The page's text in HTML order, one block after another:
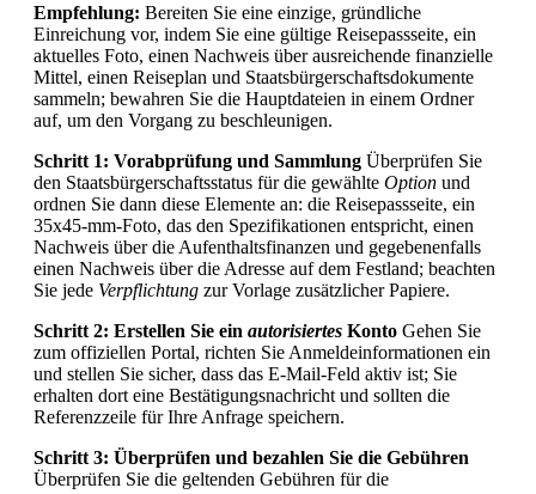
Empfehlung: Bereiten Sie eine einzige, gründliche
Einreichung vor, indem Sie eine gültige Reisepassseite, ein
aktuelles Foto, einen Nachweis über ausreichende finanzielle
Mittel, einen Reiseplan und Staatsbürgerschaftsdokumente
sammeln; bewahren Sie die Hauptdateien in einem Ordner
auf, um den Vorgang zu beschleunigen.
Schritt 1: Vorabprüfung und Sammlung Überprüfen Sie
den Staatsbürgerschaftsstatus für die gewählte Option und
ordnen Sie dann diese Elemente an: die Reisepassseite, ein
35x45-mm-Foto, das den Spezifikationen entspricht, einen
Nachweis über die Aufenthaltsfinanzen und gegebenenfalls
einen Nachweis über die Adresse auf dem Festland; beachten
Sie jede Verpflichtung zur Vorlage zusätzlicher Papiere.
Schritt 2: Erstellen Sie ein autorisiertes Konto Gehen Sie
zum offiziellen Portal, richten Sie Anmeldeinformationen ein
und stellen Sie sicher, dass das E-Mail-Feld aktiv ist; Sie
erhalten dort eine Bestätigungsnachricht und sollten die
Referenzzeile für Ihre Anfrage speichern.
Schritt 3: Überprüfen und bezahlen Sie die Gebühren
Überprüfen Sie die geltenden Gebühren für die